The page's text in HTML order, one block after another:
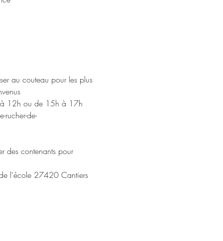
au couteau pour les plus
12h ou de 15h à 17h
rucher-de-
des contenants pour
de l'école 27420 Cantiers